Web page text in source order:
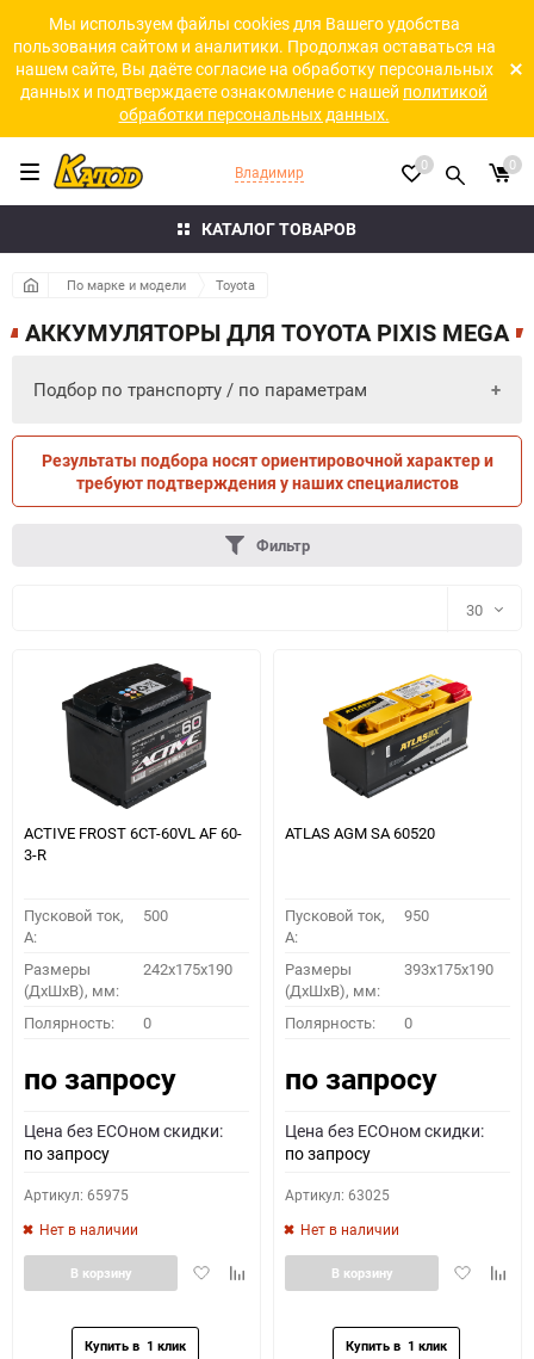
Мы используем файлы cookies для Вашего удобства
пользования сайтом и аналитики. Продолжая оставаться на
нашем сайте, Вы даёте согласие на обработку персональных
данных и подтверждаете ознакомление с нашей политикой
обработки персональных данных.
КАТАЛОГ ТОВАРОВ
Владимир 0 0
По марке и модели Toyota
АККУМУЛЯТОРЫ ДЛЯ TOYOTA PIXIS MEGA
Подбор по транспорту / по параметрам
ПО ТРАНСПОРТУ ПО ПАРАМЕТРАМ
ПОДОБРАТЬ
Как определить полярность?
0 - обратная 1 - прямая 3 - обратная 4 - прямая
Результаты подбора носят ориентировочной характер и
требуют подтверждения у наших специалистов
Фильтр
30
30
60
ACTIVE FROST 6СТ-60VL АF 60-
3-R
Пусковой ток,
A:
500
Размеры
(ДхШхВ), мм:
242x175x190
Полярность: 0
по запросу
Цена без ECOном скидки:
по запросу
Артикул: 65975
Нет в наличии
ДобавитьДобавить
В корзину
ATLAS AGM SA 60520
Пусковой ток,
A:
950
Размеры
(ДхШхВ), мм:
393x175x190
Полярность: 0
по запросу
Цена без ECOном скидки:
по запросу
Артикул: 63025
Нет в наличии
Добавить
В корзину